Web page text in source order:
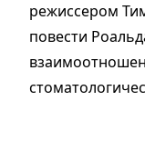
режиссером
повести